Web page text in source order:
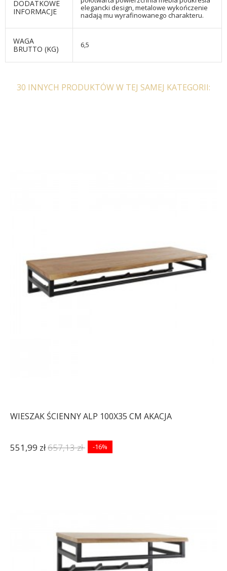
DODATKOWE
INFORMACJE
elegancki design, metalowe wykończenie
nadają mu wyrafinowanego charakteru.
WAGA
BRUTTO (KG)
6,5
METALOWY
CIEMNOSZARY
545,13 zł648,96 zł
-16%
30 INNYCH PRODUKTÓW W TEJ SAMEJ KATEGORII:
WIESZAK ŚCIENNY ALP 100X35 CM AKACJA
551,99 zł657,13 zł -16%